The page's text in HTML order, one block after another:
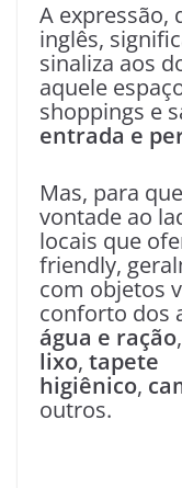
A expressão,
inglês,
sinaliza aos
aquele
shoppings e
entrada e
Mas, para
vontade ao
locais que
friendly,
com objetos
conforto dos
água e ração,
lixo, tapete
higiênico,
outros.